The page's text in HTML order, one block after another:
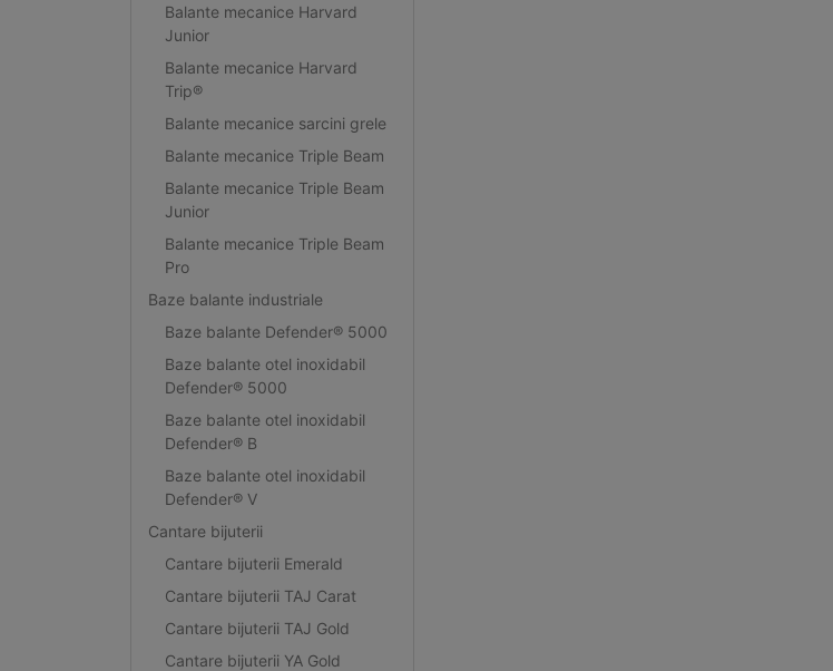
Balante mecanice Harvard
Junior
Balante mecanice Harvard
Trip®
Balante mecanice sarcini grele
Balante mecanice Triple Beam
Balante mecanice Triple Beam
Junior
Balante mecanice Triple Beam
Pro
Baze balante industriale
Baze balante Defender® 5000
Baze balante otel inoxidabil
Defender® 5000
Baze balante otel inoxidabil
Defender® B
Baze balante otel inoxidabil
Defender® V
Cantare bijuterii
Cantare bijuterii Emerald
Cantare bijuterii TAJ Carat
Cantare bijuterii TAJ Gold
Cantare bijuterii YA Gold